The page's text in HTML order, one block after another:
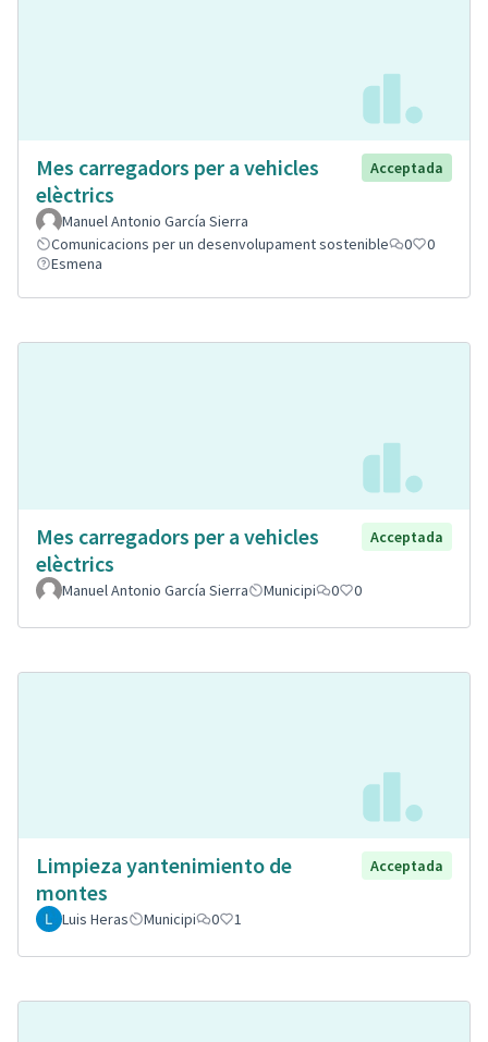
Mes carregadors per a vehicles
elèctrics
Acceptada
Manuel Antonio García Sierra
Comunicacions per un desenvolupament sostenible
0
0
Esmena
Mes carregadors per a vehicles
elèctrics
Acceptada
Manuel Antonio García Sierra Municipi 0 0
Limpieza yantenimiento de
montes
Acceptada
Luis Heras Municipi 0 1